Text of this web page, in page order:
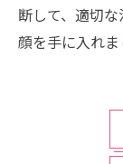
断して、適切
顔を手に入れま